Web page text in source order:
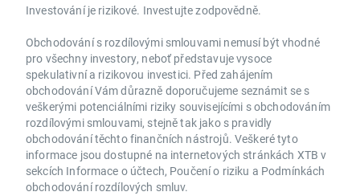
Investování je rizikové. Investujte zodpovědně.
Obchodování s rozdílovými smlouvami nemusí být vhodné
pro všechny investory, neboť představuje vysoce
spekulativní a rizikovou investici. Před zahájením
obchodování Vám důrazně doporučujeme seznámit se s
veškerými potenciálními riziky souvisejícími s obchodováním
rozdílovými smlouvami, stejně tak jako s pravidly
obchodování těchto finančních nástrojů. Veškeré tyto
informace jsou dostupné na internetových stránkách XTB v
sekcích Informace o účtech, Poučení o riziku a Podmínkách
obchodování rozdílových smluv.